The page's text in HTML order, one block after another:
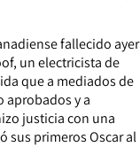
fallecido ayer
un electricista de
que a mediados de
aprobados y a
justicia con una
sus primeros Oscar al